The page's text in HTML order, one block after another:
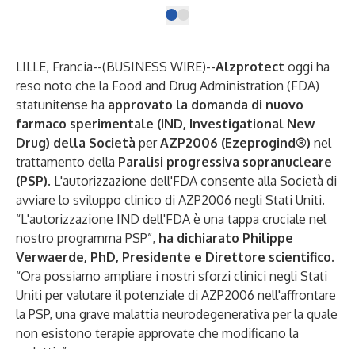
LILLE, Francia--(BUSINESS WIRE)--Alzprotect oggi ha
reso noto che la Food and Drug Administration (FDA)
statunitense ha approvato la domanda di nuovo
farmaco sperimentale (IND, Investigational New
Drug) della Società perAZP2006 (Ezeprogind®) nel
trattamento della Paralisi progressiva sopranucleare
(PSP). L'autorizzazione dell'FDA consente alla Società di
avviare lo sviluppo clinico di AZP2006 negli Stati Uniti.
“L'autorizzazione IND dell'FDA è una tappa cruciale nel
nostro programma PSP”, ha dichiarato Philippe
Verwaerde, PhD, Presidente e Direttore scientifico.
“Ora possiamo ampliare i nostri sforzi clinici negli Stati
Uniti per valutare il potenziale di AZP2006 nell'affrontare
la PSP, una grave malattia neurodegenerativa per la quale
non esistono terapie approvate che modificano la